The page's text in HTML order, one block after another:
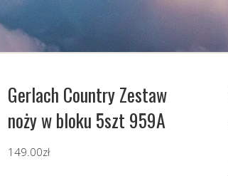
Gerlach Country Zestaw
noży w bloku 5szt 959A
149.00zł